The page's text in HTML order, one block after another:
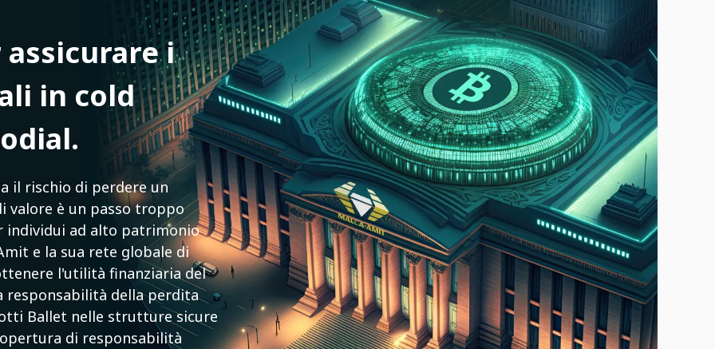
i
in cold
il rischio di perdere un
valore è un passo troppo
individui ad alto patrimonio
e la sua rete globale di
l'utilità finanziaria del
responsabilità della perdita
Ballet nelle strutture sicure
di responsabilità